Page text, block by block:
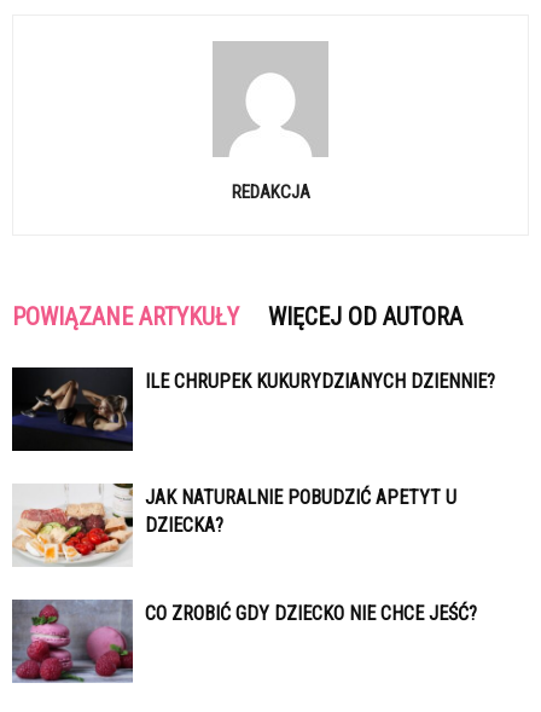
REDAKCJA
POWIĄZANE ARTYKUŁY WIĘCEJ OD AUTORA
ILE CHRUPEK KUKURYDZIANYCH DZIENNIE?
JAK NATURALNIE POBUDZIĆ APETYT U
DZIECKA?
CO ZROBIĆ GDY DZIECKO NIE CHCE JEŚĆ?